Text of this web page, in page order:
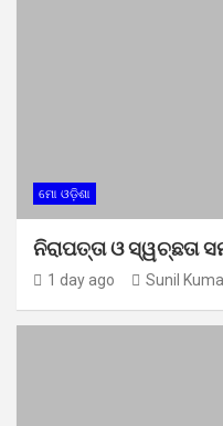
ମୋ ଓଡ଼ିଶା
ନିରାପତ୍ତା ଓ ସ୍ୱଚ୍ଛତା
1 day ago Sunil